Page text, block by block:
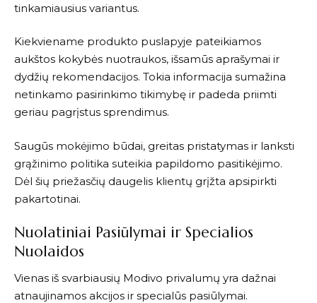
tinkamiausius variantus.
Kiekviename produkto puslapyje pateikiamos
aukštos kokybės nuotraukos, išsamūs aprašymai ir
dydžių rekomendacijos. Tokia informacija sumažina
netinkamo pasirinkimo tikimybę ir padeda priimti
geriau pagrįstus sprendimus.
Saugūs mokėjimo būdai, greitas pristatymas ir lanksti
grąžinimo politika suteikia papildomo pasitikėjimo.
Dėl šių priežasčių daugelis klientų grįžta apsipirkti
pakartotinai.
Nuolatiniai Pasiūlymai ir Specialios
Nuolaidos
Vienas iš svarbiausių Modivo privalumų yra dažnai
atnaujinamos akcijos ir specialūs pasiūlymai.